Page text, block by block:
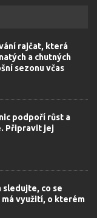
rajčat, která
a chutných
sezonu včas
podpoří růst a
Připravit jej
sledujte, co se
využití, o kterém